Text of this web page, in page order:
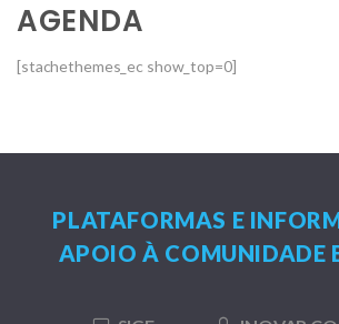
AGENDA
[stachethemes_ec show_top=0]
PLATAFORMAS E
APOIO À COMUNIDADE